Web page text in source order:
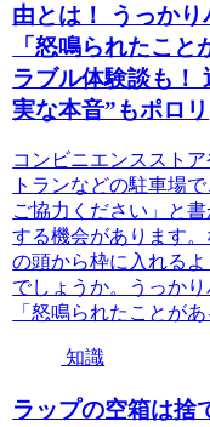
由とは！ うっか
「怒鳴られたこ
ラブル体験談も！
実な本音”もポロリ
コンビニエンススト
トランなどの駐車場
ご協力ください」と
する機会があります
の頭から枠に入れる
でしょうか。うっか
「怒鳴られたことが
知識
ラップの空箱は捨